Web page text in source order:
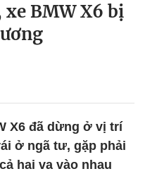
xe BMW X6 bị
X6 đã dừng ở vị trí
ở ngã tư, gặp phải
hai va vào nhau